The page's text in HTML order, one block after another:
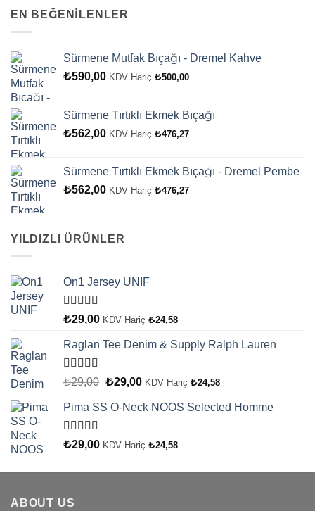
EN BEĞENİLENLER
Sürmene Mutfak Bıçağı - Dremel Kahve
₺590,00 KDV Hariç ₺500,00
Sürmene Tırtıklı Ekmek Bıçağı
₺562,00 KDV Hariç ₺476,27
Sürmene Tırtıklı Ekmek Bıçağı - Dremel Pembe
₺562,00 KDV Hariç ₺476,27
YILDIZLI ÜRÜNLER
On1 Jersey UNIF
5 üzerinden
oy aldı
₺29,00 KDV Hariç ₺24,58
Raglan Tee Denim & Supply Ralph Lauren
5 üzerinden
oy aldı
₺29,00 Orijinal
₺29,00.
₺29,00Şu
fiyat:
KDV Hariç ₺24,58
Pima SS O-Neck NOOS Selected Homme
5 üzerinden
oy aldı
₺29,00 KDV Hariç ₺24,58
ABOUT US